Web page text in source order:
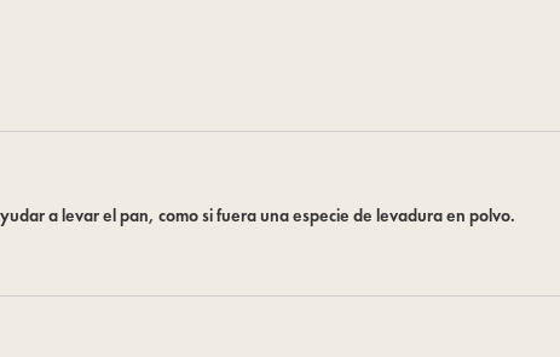
a levar el pan, como si fuera una especie de levadura en polvo.